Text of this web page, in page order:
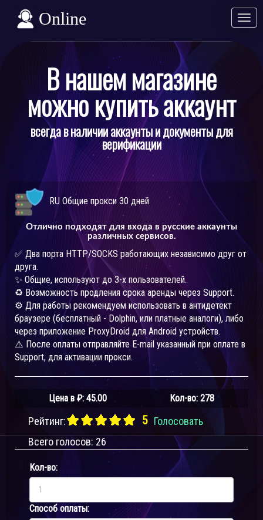
Online
В нашем магазине
можно купить аккаунт
всегда в наличии аккаунты и документы для
верификации
RU Общие прокси 30 дней
Отлично подходят для входа в русские аккаунты
различных сервисов.
✅ Два порта HTTP/SOCKS работающих независимо друг от
друга.
✨ Общие, используют до 3-х пользователей.
♻️ Возможность продления срока аренды через Support.
⚙️ Для работы рекомендуем использовать в антидетект
браузере (бесплатный - Dolphin, или платные аналоги), либо
через приложение ProxyDroid для Android устройств.
⚠️ После оплаты отправляйте E-mail указанный при оплате в
Support, для активации прокси.
Цена в ₽:45.00 Кол-во: 278
Рейтинг: 5 Голосовать
Всего голосов: 26
Кол-во:
Способ оплаты: